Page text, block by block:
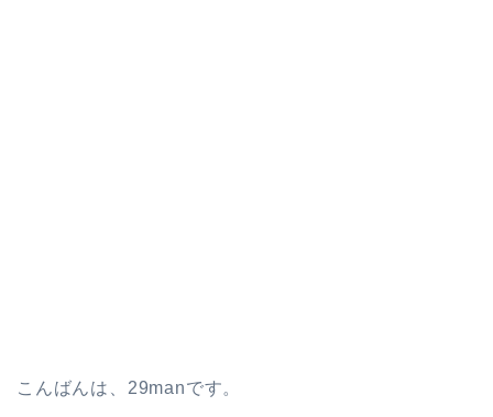
こんばんは、29manです。